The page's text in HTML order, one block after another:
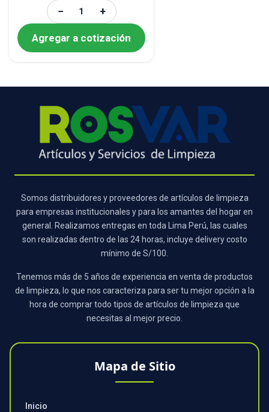
− +
Agregar a cotización
Mapa de Sitio
Inicio
Somos distribuidores y proveedores de artículos de limpieza
para empresas institucionales y para los amantes del hogar en
general. Realizamos entregas en toda Lima Perú, las cuales
son realizadas dentro de las 24 horas, incluye delivery costo
mínimo de S/100.
Tenemos más de 5 años de experiencia en venta de productos
de limpieza, lo que nos caracteriza para ser tu mejor opción a la
hora de comprar todo tipos de artículos de limpieza que
necesitas al mejor precio.